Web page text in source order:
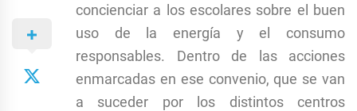
concienciar a los escolares sobre el buen
uso de la energía y el consumo
responsables. Dentro de las acciones
enmarcadas en ese convenio, que se van
a suceder por los distintos centros